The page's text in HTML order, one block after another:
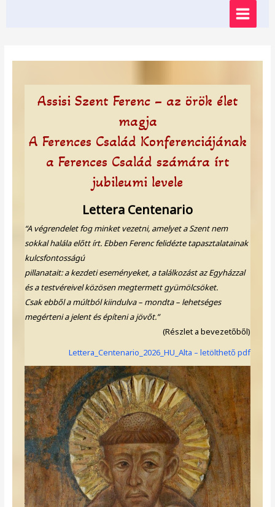
MAIN
Assisi Szent Ferenc – az örök élet
magja
A Ferences Család Konferenciájának
a Ferences Család számára írt
jubileumi levele
Lettera Centenario
“A végrendelet fog minket vezetni, amelyet a Szent nem
sokkal halála előtt írt. Ebben Ferenc felidézte tapasztalatainak
kulcsfontosságú
pillanatait: a kezdeti eseményeket, a találkozást az Egyházzal
és a testvéreivel közösen megtermett gyümölcsöket.
Csak ebből a múltból kiindulva – mondta – lehetséges
megérteni a jelent és építeni a jövőt.”
(Részlet a bevezetőből)
Lettera_Centenario_2026_HU_Alta – letölthető pdf